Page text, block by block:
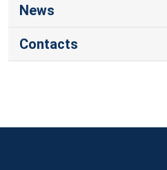
News
Contacts